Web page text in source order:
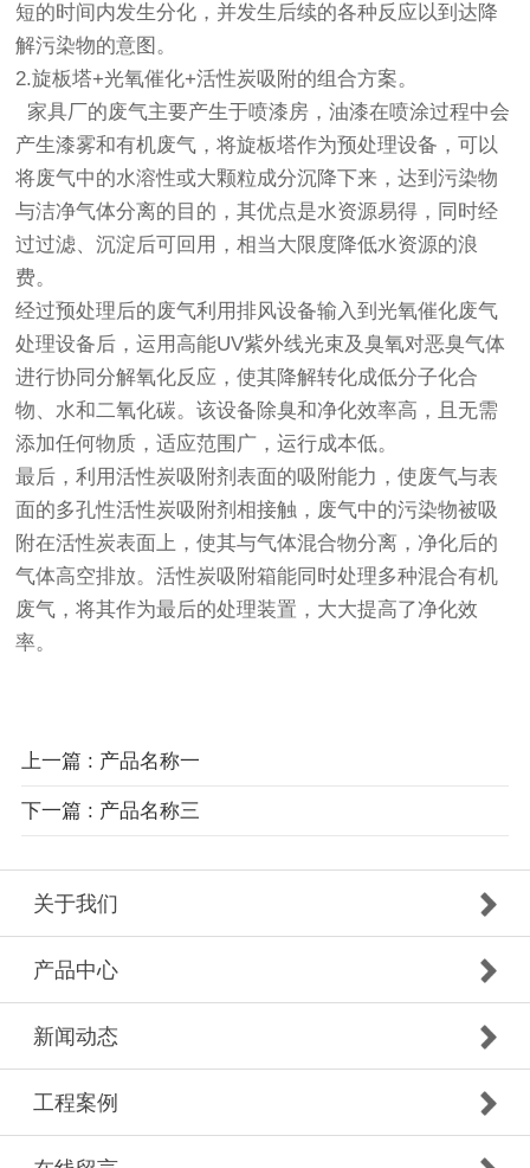
短的时间内发生分化，并发生后续的各种反应以到达降
解污染物的意图。
2.旋板塔+光氧催化+活性炭吸附的组合方案。
家具厂的废气主要产生于喷漆房，油漆在喷涂过程中会
产生漆雾和有机废气，将旋板塔作为预处理设备，可以
将废气中的水溶性或大颗粒成分沉降下来，达到污染物
与洁净气体分离的目的，其优点是水资源易得，同时经
过过滤、沉淀后可回用，相当大限度降低水资源的浪
费。
经过预处理后的废气利用排风设备输入到光氧催化废气
处理设备后，运用高能UV紫外线光束及臭氧对恶臭气体
进行协同分解氧化反应，使其降解转化成低分子化合
物、水和二氧化碳。该设备除臭和净化效率高，且无需
添加任何物质，适应范围广，运行成本低。
最后，利用活性炭吸附剂表面的吸附能力，使废气与表
面的多孔性活性炭吸附剂相接触，废气中的污染物被吸
附在活性炭表面上，使其与气体混合物分离，净化后的
气体高空排放。活性炭吸附箱能同时处理多种混合有机
废气，将其作为最后的处理装置，大大提高了净化效
率。
上一篇 : 产品名称一
下一篇 : 产品名称三
关于我们
产品中心
新闻动态
工程案例